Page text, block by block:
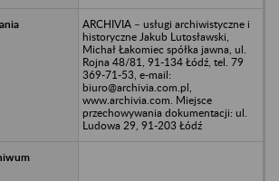
ARCHIVIA – usługi archiwistyczne i
historyczne Jakub Lutosławski,
Michał Łakomiec spółka jawna, ul.
Rojna 48/81, 91-134 Łódź, tel. 79
369-71-53, e-mail:
biuro@archivia.com.pl,
www.archivia.com. Miejsce
przechowywania dokumentacji: ul.
Ludowa 29, 91-203 Łódź